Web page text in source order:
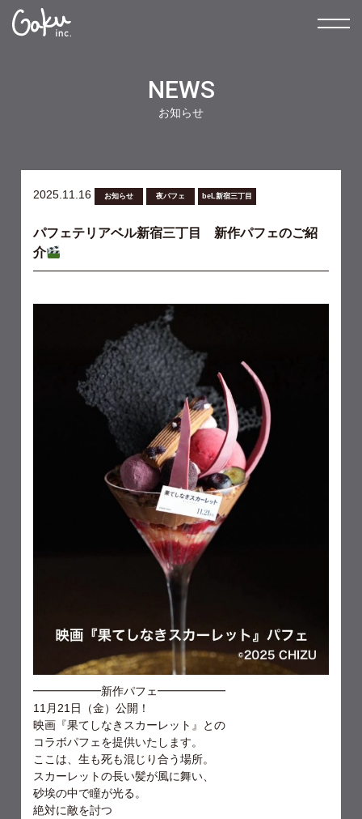
NEWS
お知らせ
2025.11.16 お知らせ 夜パフェ beL新宿三丁目
パフェテリアベル新宿三丁目 新作パフェのご紹
介
━━━━━━新作パフェ━━━━━━
11月21日（金）公開！
映画『果てしなきスカーレット』との
コラボパフェを提供いたします。
ここは、生も死も混じり合う場所。
スカーレットの長い髪が風に舞い、
砂埃の中で瞳が光る。
絶対に敵を討つ